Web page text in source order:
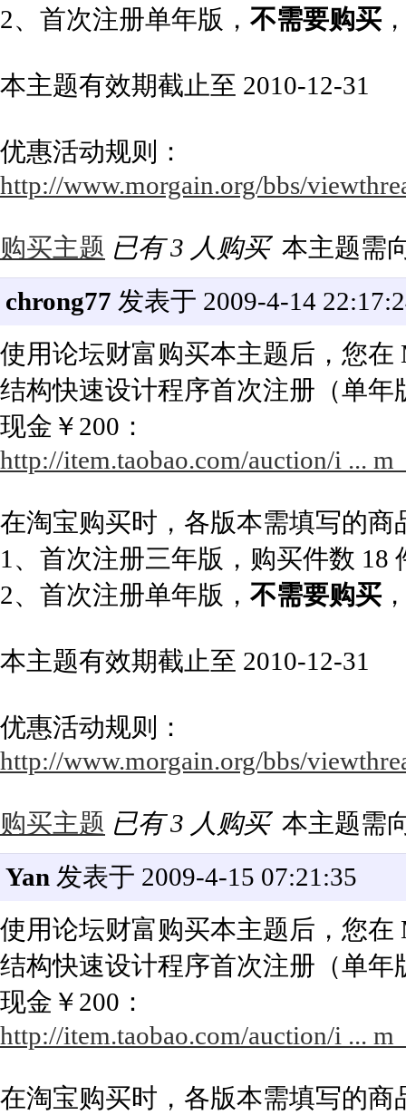
2、首次注册单年版， 不需要购买
本主题有效期截止至 2010-12-31
优惠活动规则：
http://www.morgain.org/bbs/
购买主题 已有 3 人购买 本主题需
chrong77 发表于 2009-4-14
使用论坛财富购买本主题后，您在
结构快速设计程序首次注册（单
现金￥200：
http://item.taobao.com/auction/i ...
在淘宝购买时，各版本需填写的商
1、首次注册三年版，购买件数 18
2、首次注册单年版， 不需要购买
本主题有效期截止至 2010-12-31
优惠活动规则：
http://www.morgain.org/bbs/
购买主题 已有 3 人购买 本主题需
Yan 发表于 2009-4-15 07:21:35
使用论坛财富购买本主题后，您在
结构快速设计程序首次注册（单
现金￥200：
http://item.taobao.com/auction/i ...
在淘宝购买时，各版本需填写的商